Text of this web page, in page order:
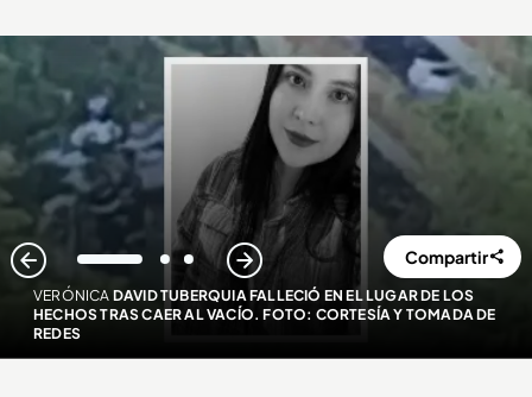
VERÓNICA DAVID TUBERQUIA FALLECIÓ EN EL LUGAR DE LOS
HECHOS TRAS CAER AL VACÍO. FOTO: CORTESÍA Y TOMADA DE
REDES
1 2 3 Compartir